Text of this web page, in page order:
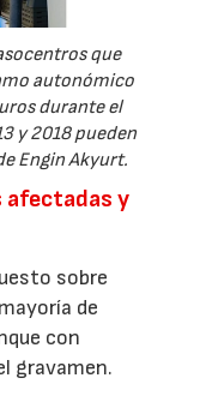
que
autonómico
durante el
y 2018 pueden
Engin Akyurt.
afectadas y
sobre
de
con
gravamen.